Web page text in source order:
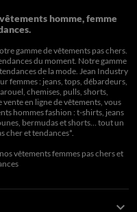
homme, femme
gamme de vêtements pas chers.
du moment. Notre gamme
de la mode. Jean Industry
femmes : jeans, tops, débardeurs,
chemises, pulls, shorts,
en ligne de vêtements, vous
hommes fashion : t-shirts, jeans
bermudas et shorts… tout un
cher et tendances*.
vêtements femmes pas cherset
